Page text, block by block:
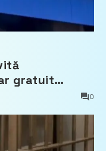
gratuit
pe bunurile
0